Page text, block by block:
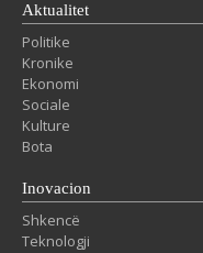
Aktualitet
Politike
Kronike
Ekonomi
Sociale
Kulture
Bota
Inovacion
Shkencë
Teknologji